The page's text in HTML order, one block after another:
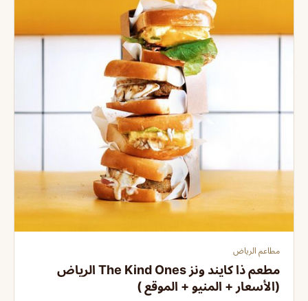
مطاعم الرياض
مطعم ذا كايند ونز The Kind Ones الرياض
(الأسعار + المنيو + الموقع )